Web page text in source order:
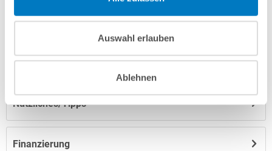
Auswahl erlauben
Ablehnen
Finanzierung
Anleitungen/Datenblätter
Hinweise zum Versand / zur Lagerung
Nützliches/Tipps